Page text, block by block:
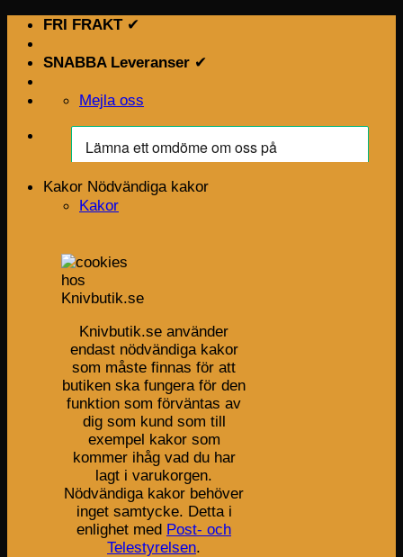
Skip
content
FRI FRAKT✔
SNABBA Leveranser ✔
Mejla oss
Kakor Nödvändiga kakor
Kakor
Knivbutik.se använder
endast nödvändiga kakor
som måste finnas för att
butiken ska fungera för den
funktion som förväntas av
dig som kund som till
exempel kakor som
kommer ihåg vad du har
lagt i varukorgen.
Nödvändiga kakor behöver
inget samtycke. Detta i
enlighet med Post- och
Telestyrelsen.